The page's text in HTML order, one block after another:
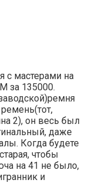
с мастерами на
за 135000.
2), он весь был
даже
Когда будете
чтобы
на 41 не было,
и